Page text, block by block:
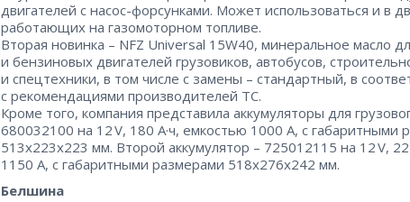
двигателей с насос-форсунками. Может использоваться и в
работающих на газомоторном топливе.
Вторая новинка – ​NFZ Universal 15W40, минеральное масло
и бензиновых двигателей грузовиков, автобусов,
и спецтехники, в том числе с замены – ​стандартный, в
с рекомендациями производителей ТС.
Кроме того, компания представила аккумуляторы для
680032100 на 12 V, 180 А·ч, емкостью 1000 А, с габаритными
513х223х223 мм. Второй аккумулятор – ​725012115 на 12 V,
1150 А, с габаритными размерами 518х276х242 мм.
Белшина